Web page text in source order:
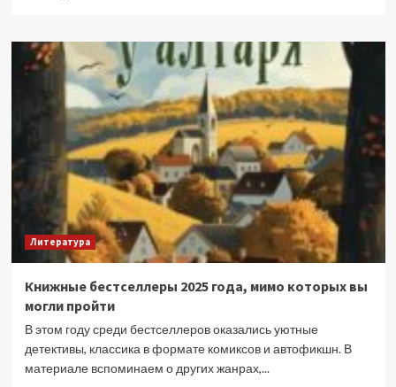
Пелевин,
которого
вы
не
знали:
малая
проза
автора,
заслуживающая
внимания
Литература
Книжные бестселлеры 2025 года, мимо которых вы
могли пройти
В этом году среди бестселлеров оказались уютные
детективы, классика в формате комиксов и автофикшн. В
материале вспоминаем о других жанрах,...